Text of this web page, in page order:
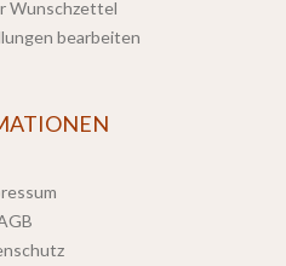
Wunschzettel
bearbeiten